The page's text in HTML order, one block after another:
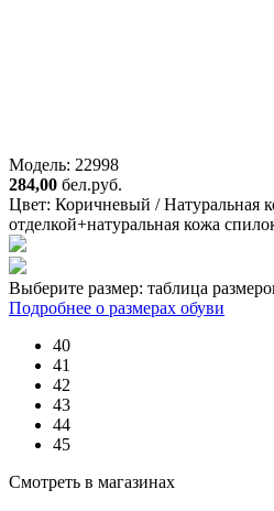
Модель: 22998
284,00 бел.руб.
Цвет: Коричневый / Натуральная
отделкой+натуральная кожа
Выберите размер: таблица
Подробнее о размерах обуви
40
41
42
43
44
45
Смотреть в магазинах